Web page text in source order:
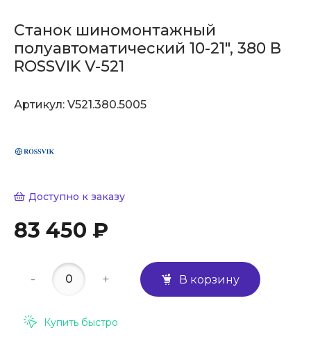
Станок шиномонтажный
полуавтоматический 10-21", 380 В
ROSSVIK V-521
Артикул: V521.380.5005
Доступно к заказу
83 450 ₽
- + В корзину
Купить быстро